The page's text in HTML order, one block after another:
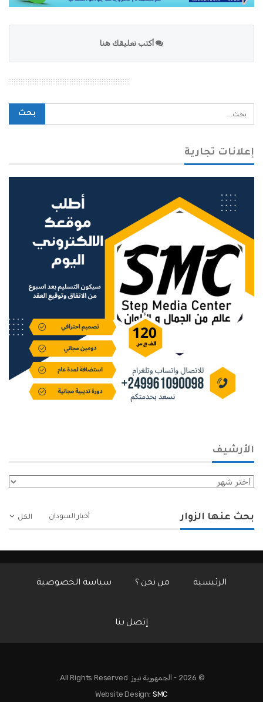
أكتب تعليقك هنا
إعلانات تجارية
الأرشيف
الأرشيف
الكل بحث عنها الزوار أخبار السودان
الرئيسية من نحن ؟ سياسة الخصوصية
إتصل بنا
© 2026 - الجمهورية نيوز. All Rights Reserved.
Website Design: SMC